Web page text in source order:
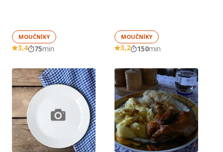
MOUČNÍKY
3,4 75min
MOUČNÍKY
3,2 150min